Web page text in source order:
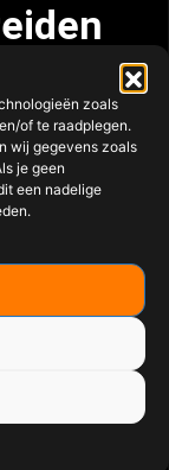
zoals
of te raadplegen.
wij gegevens zoals
je geen
een nadelige